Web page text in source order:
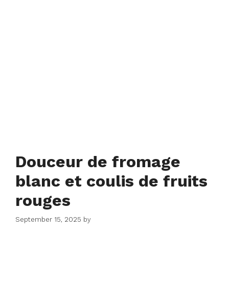
Douceur de fromage
blanc et coulis de fruits
rouges
September 15, 2025 by